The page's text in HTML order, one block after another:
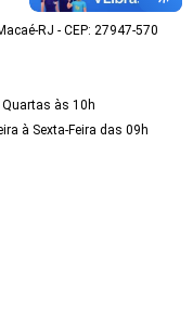
RJ - CEP: 27947-570
às 10h
à Sexta-Feira das 09h